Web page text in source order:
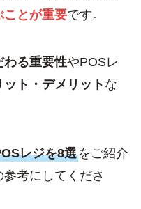
ことが重要です。
わる重要性やPOSレ
ット・デメリット な
レジを8選をご紹介
考にしてくださ